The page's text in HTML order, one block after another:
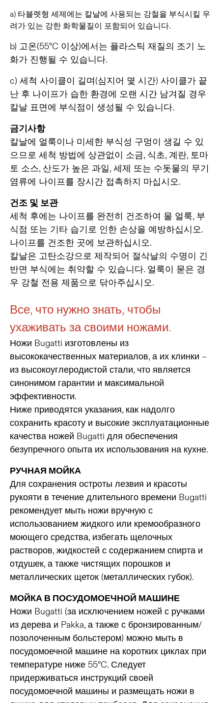
a) 타블렛형 세제에는 칼날에 사용되는 강철을 부식시킬 우
려가 있는 강한 화학물질이 포함되어 있습니다.
b) 고온(55°C 이상)에서는 플라스틱 재질의 조기 노
화가 진행될 수 있습니다.
c) 세척 사이클이 길며(심지어 몇 시간) 사이클가 끝
난 후 나이프가 습한 환경에 오랜 시간 남겨질 경우
칼날 표면에 부식점이 생성될 수 있습니다.
금기사항
칼날에 얼룩이나 미세한 부식성 구멍이 생길 수 있
으므로 세척 방법에 상관없이 소금, 식초, 계란, 토마
토 소스, 산도가 높은 과일, 세제 또는 수돗물의 무기
염류에 나이프를 장시간 접촉하지 마십시오.
건조 및 보관
세척 후에는 나이프를 완전히 건조하여 물 얼룩, 부
식점 또는 기타 습기로 인한 손상을 예방하십시오.
나이프를 건조한 곳에 보관하십시오.
칼날은 고탄소강으로 제작되어 절삭날의 수명이 긴
반면 부식에는 취약할 수 있습니다. 얼룩이 묻은 경
우 강철 전용 제품으로 닦아주십시오.
Все, что нужно знать, чтобы
ухаживать за своими ножами.
Ножи Bugatti изготовлены из
высококачественных материалов, а их клинки –
из высокоуглеродистой стали, что является
синонимом гарантии и максимальной
эффективности.
Ниже приводятся указания, как надолго
сохранить красоту и высокие эксплуатационные
качества ножей Bugatti для обеспечения
безупречного опыта их использования на кухне.
РУЧНАЯ МОЙКА
Для сохранения остроты лезвия и красоты
рукояти в течение длительного времени Bugatti
рекомендует мыть ножи вручную с
использованием жидкого или кремообразного
моющего средства, избегать щелочных
растворов, жидкостей с содержанием спирта и
отдушек, а также чистящих порошков и
металлических щеток (металлических губок).
МОЙКА В ПОСУДОМОЕЧНОЙ МАШИНЕ
Ножи Bugatti (за исключением ножей с ручками
из дерева и Pakka, а также с бронзированным/
позолоченным больстером) можно мыть в
посудомоечной машине на коротких циклах при
температуре ниже 55°C. Следует
придерживаться инструкций своей
посудомоечной машины и размещать ножи в